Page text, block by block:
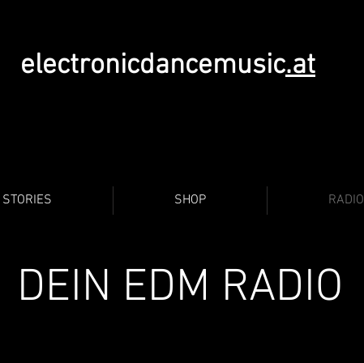
electronicdancemusic.at
STORIES SHOP RADIO
DEIN EDM RADIO